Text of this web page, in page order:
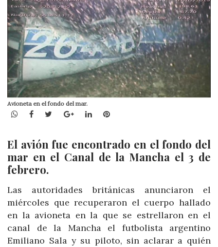
Avioneta en el fondo del mar.
WhatsApp
Facebook
TwitterGoogle+LinkedInPinterest
El avión fue encontrado en el fondo del
mar en el Canal de la Mancha el 3 de
febrero.
Las autoridades británicas anunciaron el
miércoles que recuperaron el cuerpo hallado
en la avioneta en la que se estrellaron en el
canal de la Mancha el futbolista argentino
Emiliano Sala y su piloto, sin aclarar a quién